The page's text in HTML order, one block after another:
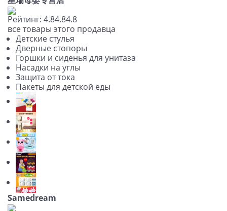
Рейтинг: 4.84.84.8
все товары этого продавца
Детские стулья
Дверные стопоры
Горшки и сиденья для унитаза
Насадки на углы
Защита от тока
Пакеты для детской еды
Samedream